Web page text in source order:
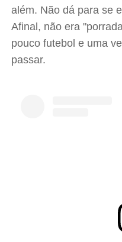
além. Não dá para se
Afinal, não era
pouco futebol e uma
passar.